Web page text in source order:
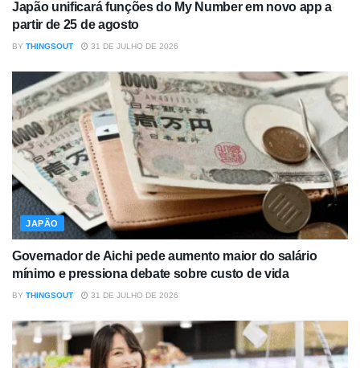
Japão unificará funções do My Number em novo app a
partir de 25 de agosto
BY THINGSOUT 31 DE JULHO DE 2026
JAPÃO
Governador de Aichi pede aumento maior do salário
mínimo e pressiona debate sobre custo de vida
BY THINGSOUT 31 DE JULHO DE 2026